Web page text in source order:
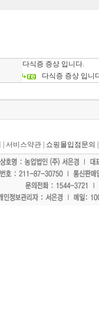
다식증 증상 입니다.
다식증 증상 입니
| 서비스약관 | 쇼핑몰입점문의
"홈페이지 모든 게시물에